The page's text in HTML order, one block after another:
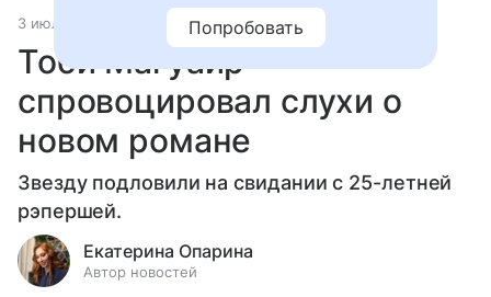
3 июля 2026 Светская жизнь
Тоби Магуайр
спровоцировал слухи о
новом романе
Звезду подловили на свидании с 25-летней
рэпершей.
Екатерина Опарина
Автор новостей
Попробовать